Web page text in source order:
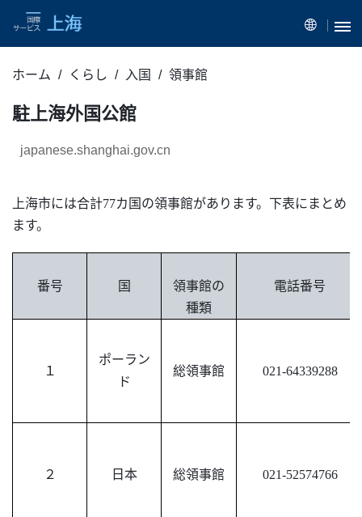
ホーム くらし 入国 領事館
駐上海外国公館
japanese.shanghai.gov.cn
上海市には合計77カ国の領事館があります。 下表にまとめ
ます。
番号 国
領事館の
種類
電話番号
１
ポーラン
ド
総領事館 021-64339288
２ 日本 総領事館 021-52574766